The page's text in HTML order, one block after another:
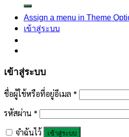
Assign a menu in Theme
เข้าสู่ระบบ
เข้าสู่ระบบ
ชื่อผู้ใช้หรือที่อยู่อีเมล *
รหัสผ่าน *
จำฉันไว้
เข้าสู่ระบบ